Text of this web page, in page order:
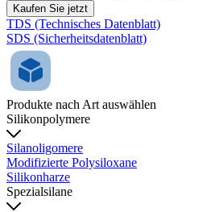
Kaufen Sie jetzt
TDS (Technisches Datenblatt)
SDS (Sicherheitsdatenblatt)
Produkte nach Art auswählen
Silikonpolymere
Silanoligomere
Modifizierte Polysiloxane
Silikonharze
Spezialsilane